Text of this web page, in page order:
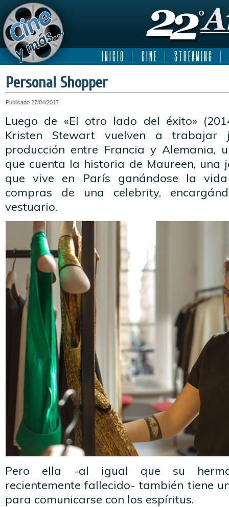
I N I C I O C I N E S T R E A M I N G
Personal Shopper
Publicado 27/04/2017
Luego de «El otro lado del éxito»
Kristen Stewart vuelven a trabajar
producción entre Francia y Alemania,
que cuenta la historia de Maureen, una
que vive en París ganándose la
compras de una celebrity,
vestuario.
Pero ella -al igual que su
recientemente fallecido- también tiene
para comunicarse con los espíritus.